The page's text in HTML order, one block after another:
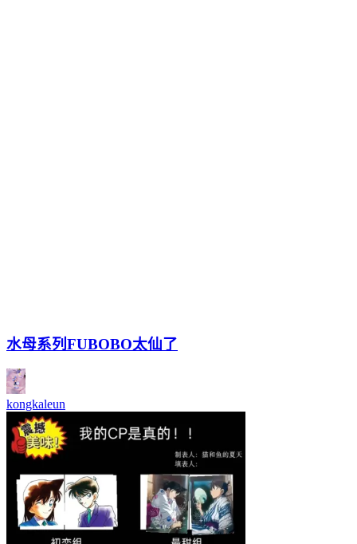
水母系列FUBOBO太仙了
kongkaleun